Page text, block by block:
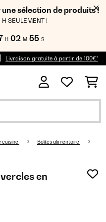
une sélection de produits !
SEULEMENT !
H 02 M 55 S
Livraison gratuite à partir de 100€*
cuisine Boîtes alimentaire
en